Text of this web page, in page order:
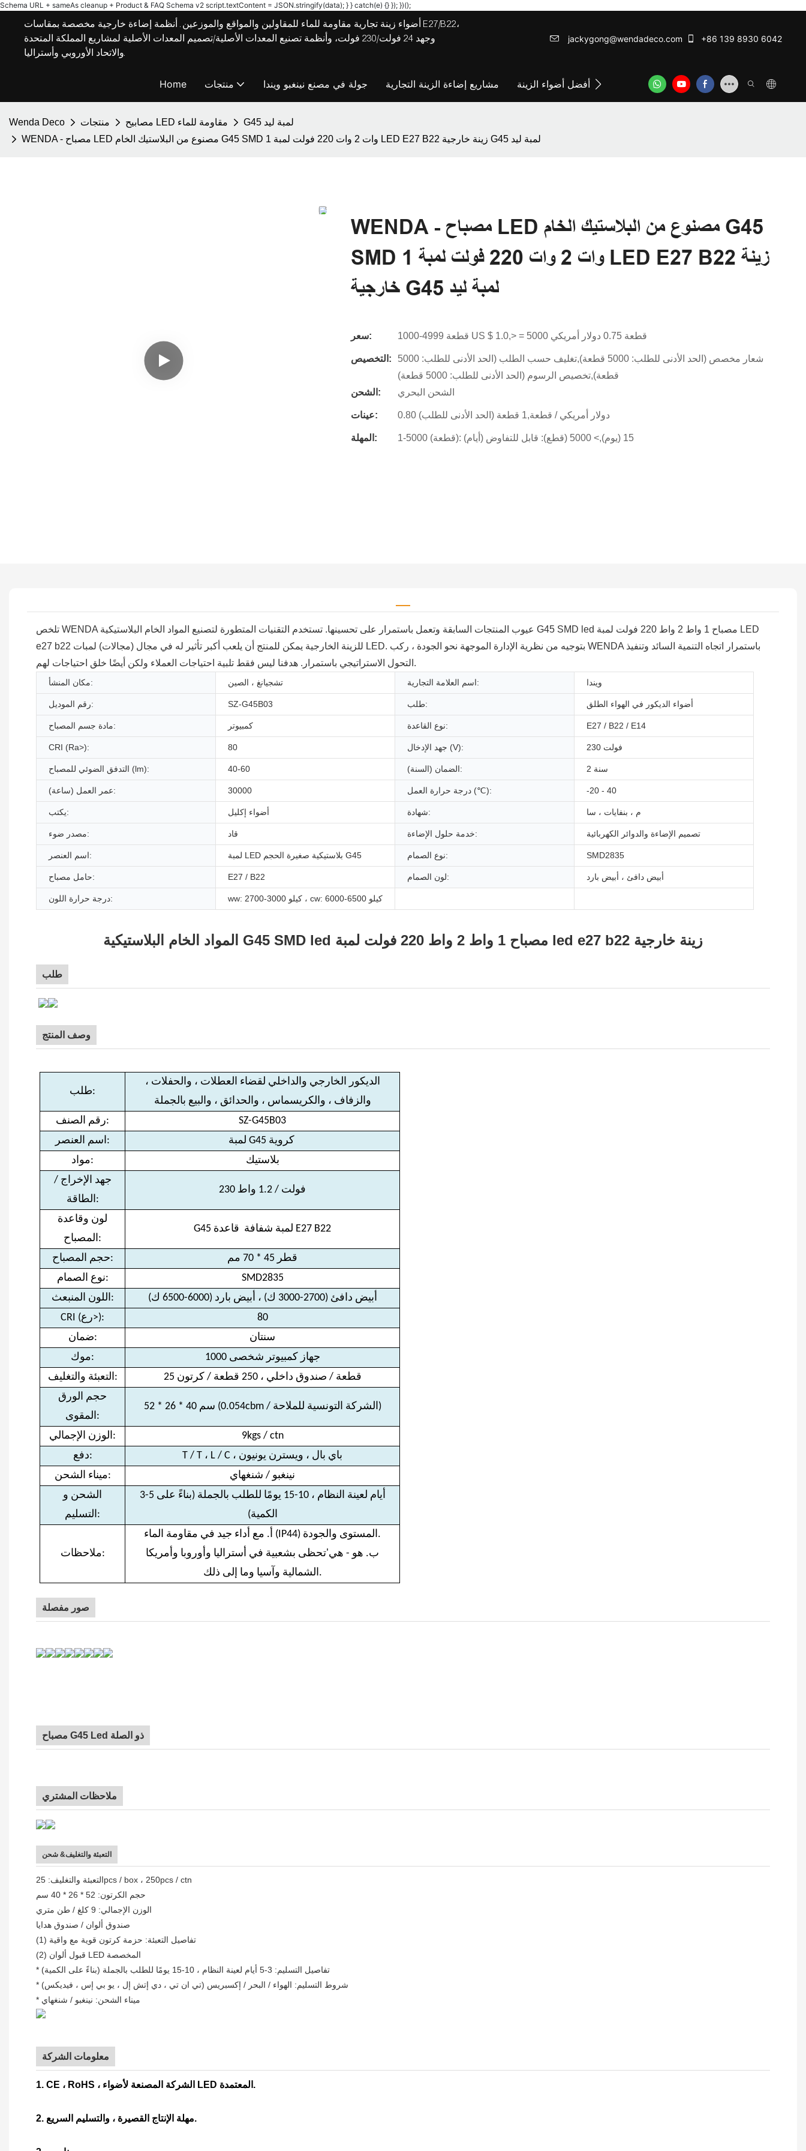
Schema URL + sameAs cleanup + Product & FAQ Schema v2 script.textContent = JSON.stringify(data); } } catch(e) {} }); })();
أضواء زينة تجارية مقاومة للماء للمقاولين والمواقع والموزعين. أنظمة إضاءة خارجية مخصصة بمقاسات E27/B22،
وجهد 24 فولت/230 فولت، وأنظمة تصنيع المعدات الأصلية/تصميم المعدات الأصلية لمشاريع المملكة المتحدة
والاتحاد الأوروبي وأستراليا.
jackygong@wendadeco.com​​​​​​​ +86 139 8930 6042
Home منتجات جولة في مصنع نينغبو ويندا مشاريع إضاءة الزينة التجارية أفضل أضواء الزينة ODM/OEM SERVICE اتصل بشركة وينداديكو
Wenda Deco منتجات مصابيح LED مقاومة للماء
G45 لمبة ليد
WENDA - مصباح LED مصنوع من البلاستيك الخام G45 SMD 1 وات 2 وات 220 فولت لمبة LED E27 B22 زينة خارجية G45 لمبة ليد
WENDA - مصباح LED مصنوع من البلاستيك الخام G45
SMD 1 وات 2 وات 220 فولت لمبة LED E27 B22 زينة
خارجية G45 لمبة ليد
سعر: 1000-4999 قطعة US $ 1.0,> = 5000 قطعة 0.75 دولار أمريكي
التخصيص:
شعار مخصص (الحد الأدنى للطلب: 5000 قطعة),تغليف حسب الطلب (الحد الأدنى للطلب: 5000
قطعة),تخصيص الرسوم (الحد الأدنى للطلب: 5000 قطعة)
الشحن:
الشحن البحري
عينات: 0.80 دولار أمريكي / قطعة,1 قطعة (الحد الأدنى للطلب)
المهلة: 1-5000 (قطعة): 15 (يوم),> 5000 (قطع): قابل للتفاوض (أيام)
تلخص WENDA عيوب المنتجات السابقة وتعمل باستمرار على تحسينها. تستخدم التقنيات المتطورة لتصنيع المواد الخام البلاستيكية G45 SMD led مصباح 1 واط 2 واط 220 فولت لمبة LED
e27 b22 للزينة الخارجية يمكن للمنتج أن يلعب أكبر تأثير له في مجال (مجالات) لمبات LED. بتوجيه من نظرية الإدارة الموجهة نحو الجودة ، ركب WENDA باستمرار اتجاه التنمية السائد وتنفيذ
التحول الاستراتيجي باستمرار. هدفنا ليس فقط تلبية احتياجات العملاء ولكن أيضًا خلق احتياجات لهم.
مكان المنشأ: تشجيانغ ، الصين اسم العلامة التجارية: ويندا
رقم الموديل: SZ-G45B03 طلب: أضواء الديكور في الهواء الطلق
مادة جسم المصباح: كمبيوتر نوع القاعدة: E27 / B22 / E14
CRI (Ra>): 80 جهد الإدخال (V): 230 فولت
التدفق الضوئي للمصباح (lm): 40-60 الضمان (السنة): 2 سنة
عمر العمل (ساعة): 30000 درجة حرارة العمل (℃): -20 - 40
يكتب: أضواء إكليل شهادة: م ، بنفايات ، سا
مصدر ضوء: قاد خدمة حلول الإضاءة: تصميم الإضاءة والدوائر الكهربائية
اسم العنصر: لمبة LED بلاستيكية صغيرة الحجم G45 نوع الصمام: SMD2835
حامل مصباح: E27 / B22 لون الصمام: أبيض دافئ ، أبيض بارد
درجة حرارة اللون: ww: 2700-3000 كيلو ، cw: 6000-6500 كيلو
المواد الخام البلاستيكية G45 SMD led مصباح 1 واط 2 واط 220 فولت لمبة led e27 b22 زينة خارجية
طلب
وصف المنتج
طلب:
الديكور الخارجي والداخلي لقضاء العطلات ، والحفلات ،
والزفاف ، والكريسماس ، والحدائق ، والبيع بالجملة
رقم الصنف:
SZ-G45B03
اسم العنصر:
مواد:
بلاستيك
جهد الإخراج /
الطاقة:
230 فولت / 1.2 واط
لون وقاعدة
المصباح:
G45 لمبة شفافة قاعدة E27 B22
حجم المصباح:
قطر 45 * 70 مم
نوع الصمام:
SMD2835
اللون المنبعث:
أبيض دافئ (2700-3000 ك) ، أبيض بارد (6000-6500 ك)
CRI (رع>):
80
ضمان:
سنتان
موك:
جهاز كمبيوتر شخصى 1000
التعبئة والتغليف:
25 قطعة / صندوق داخلي ، 250 قطعة / كرتون
حجم الورق
المقوى:
52 * 26 * 40 سم (0.054cbm / الشركة التونسية للملاحة)
الوزن الإجمالي:
9kgs / ctn
دفع:
T / T ، L / C ، باي بال ، ويسترن يونيون
ميناء الشحن:
نينغبو / شنغهاي
الشحن و
التسليم:
3-5 أيام لعينة النظام ، 10-15 يومًا للطلب بالجملة (بناءً على
الكمية)
ملاحظات:
أ. مع أداء جيد في مقاومة الماء (IP44) المستوى والجودة.
ب. هو - هي'تحظى بشعبية في أستراليا وأوروبا وأمريكا
الشمالية وآسيا وما إلى ذلك.
صور مفصلة
مصباح G45 Led ذو الصلة
ملاحظات المشتري
التعبئة والتغليف& شحن
التعبئة والتغليف: 25pcs / box ، 250pcs / ctn
حجم الكرتون: 52 * 26 * 40 سم
الوزن الإجمالي: 9 كلغ / طن متري
صندوق ألوان / صندوق هدايا
(1) تفاصيل التعبئة: حزمة كرتون قوية مع واقية
(2) قبول ألوان LED المخصصة
* تفاصيل التسليم: 3-5 أيام لعينة النظام ، 10-15 يومًا للطلب بالجملة (بناءً على الكمية)
* شروط التسليم: الهواء / البحر / إكسبريس (تي ان تي ، دي إتش إل ، يو بي إس ، فيديكس)
* ميناء الشحن: نينغبو / شنغهاي
معلومات الشركة
1. CE ، RoHS ، الشركة المصنعة لأضواء LED المعتمدة.
2. مهلة الإنتاج القصيرة ، والتسليم السريع.